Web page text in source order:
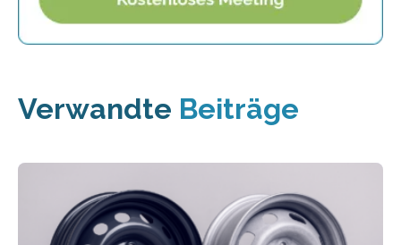
Verwandte Beiträge